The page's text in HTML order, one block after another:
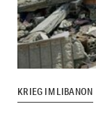
KRIEG IM LIBANON